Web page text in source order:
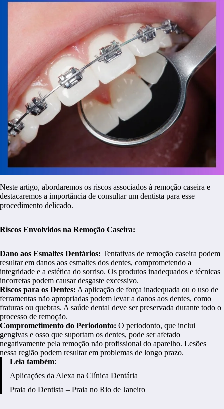
Neste artigo, abordaremos os riscos associados à remoção caseira e
destacaremos a importância de consultar um dentista para esse
procedimento delicado.
Riscos Envolvidos na Remoção Caseira:
Dano aos Esmaltes Dentários: Tentativas de remoção caseira podem
resultar em danos aos esmaltes dos dentes, comprometendo a
integridade e a estética do sorriso. Os produtos inadequados e técnicas
incorretas podem causar desgaste excessivo.
Riscos para os Dentes: A aplicação de força inadequada ou o uso de
ferramentas não apropriadas podem levar a danos aos dentes, como
fraturas ou quebras. A saúde dental deve ser preservada durante todo o
processo de remoção.
Comprometimento do Periodonto: O periodonto, que inclui
gengivas e osso que suportam os dentes, pode ser afetado
negativamente pela remoção não profissional do aparelho. Lesões
nessa região podem resultar em problemas de longo prazo.
Leia também:
Aplicações da Alexa na Clínica Dentária
Praia do Dentista – Praia no Rio de Janeiro